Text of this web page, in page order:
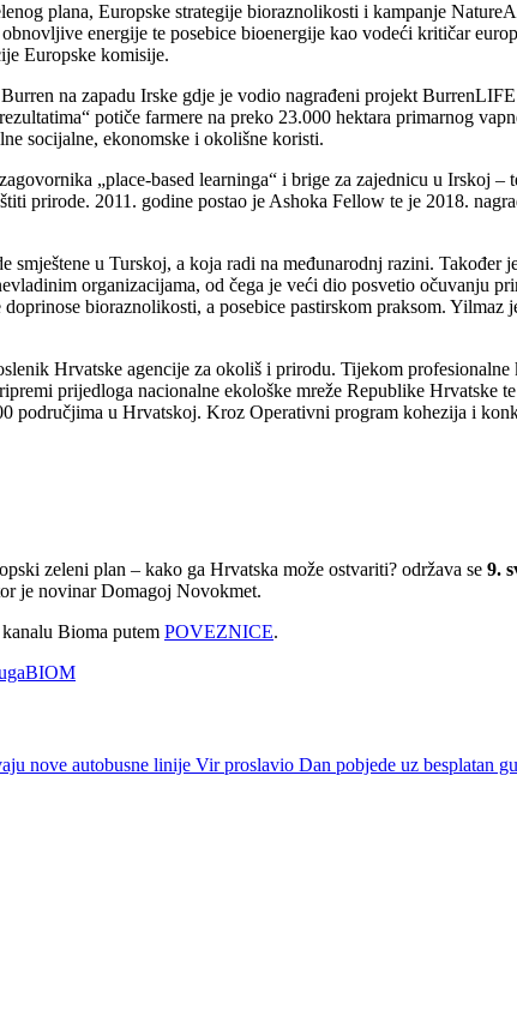
plana, Europske strategije bioraznolikosti i kampanje
energije te posebice bioenergije kao vodeći kritičar
Europske komisije.
na zapadu Irske gdje je vodio nagrađeni projekt
potiče farmere na preko 23.000 hektara primarnog
socijalne, ekonomske i okolišne koristi.
„place-based learninga“ i brige za zajednicu u Irskoj
prirode. 2011. godine postao je Ashoka Fellow te je 2018.
u Turskoj, a koja radi na međunarodnj razini.
organizacijama, od čega je veći dio posvetio očuvanju
bioraznolikosti, a posebice pastirskom praksom.
Hrvatske agencije za okoliš i prirodu. Tijekom
prijedloga nacionalne ekološke mreže Republike Hrvatske
područjima u Hrvatskoj. Kroz Operativni program kohezija i
zeleni plan – kako ga Hrvatska može ostvariti? održava se 9.
je novinar Domagoj Novokmet.
Bioma putem POVEZNICE.
nove autobusne linije Vir proslavio Dan pobjede uz besplatan